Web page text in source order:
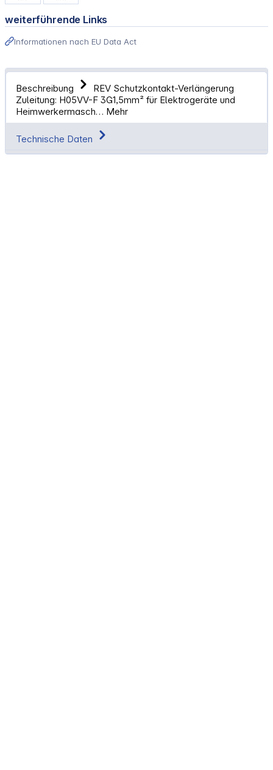
weiterführende Links
Informationen nach EU Data Act
Beschreibung
REV Schutzkontakt-Verlängerung
Zuleitung: H05VV-F 3G1,5mm² für Elektrogeräte und
Heimwerkermasch… Mehr
Technische Daten